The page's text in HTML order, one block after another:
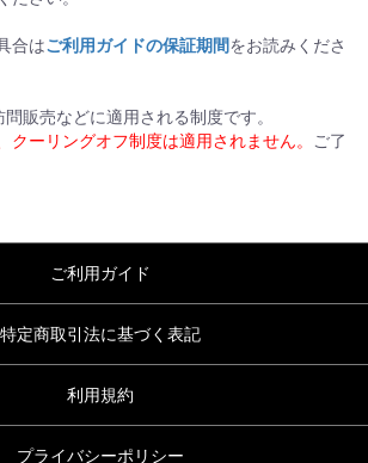
合はご利用ガイドの保証期間をお読みくださ
販売などに適用される制度です。
クーリングオフ制度は適用されません。
ご了
ご利用ガイド
特定商取引法に基づく表記
利用規約
プライバシーポリシー